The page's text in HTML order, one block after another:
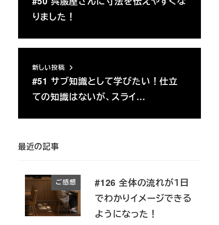
りました！
新しい投稿
#51 サブ知識として学びたい！仕立
ての知識はないが、スライ…
最近の記事
ご感想
#126 全体の流れが１日
でわかりイメージできる
ようになった！